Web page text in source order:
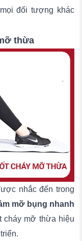
đối tượng khác
thừa
nhắc đến trong
mỡ bụng nhanh
cháy mỡ thừa hiệu